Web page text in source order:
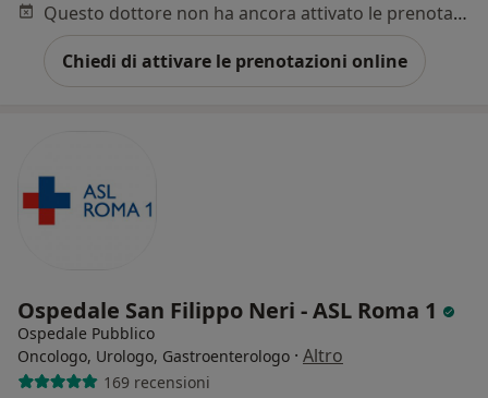
Questo dottore non ha ancora attivato le prenotazioni online presso questo indirizzo.
Chiedi di attivare le prenotazioni online
Ospedale San Filippo Neri - ASL Roma 1
Ospedale Pubblico
Oncologo, Urologo, Gastroenterologo · Altro
169 recensioni